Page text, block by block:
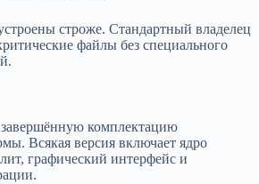
строже. Стандартный владелец
файлы без специального
завершённую комплектацию
Всякая версия включает ядро
графический интерфейс и